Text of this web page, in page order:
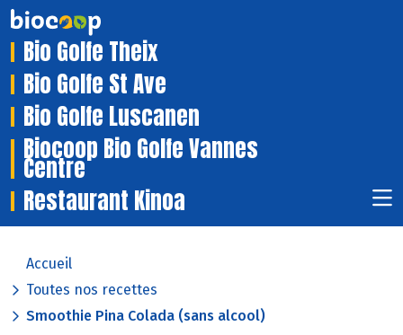
Bio Golfe Theix
Bio Golfe St Ave
Bio Golfe Luscanen
Biocoop Bio Golfe Vannes
Centre
Restaurant Kinoa
Accueil
Toutes nos recettes
Smoothie Pina Colada (sans alcool)